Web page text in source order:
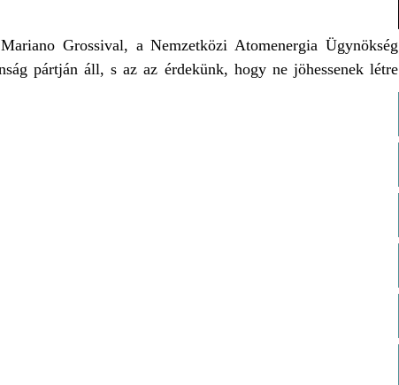
Grossival, a Nemzetközi Atomenergia Ügynökség
pártján áll, s az az érdekünk, hogy ne jöhessenek létre